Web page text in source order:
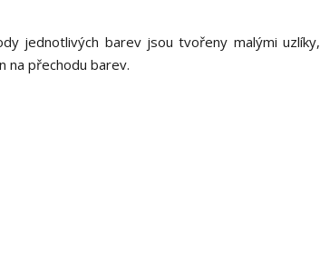
jednotlivých barev jsou tvořeny malými uzlíky,
na přechodu barev.